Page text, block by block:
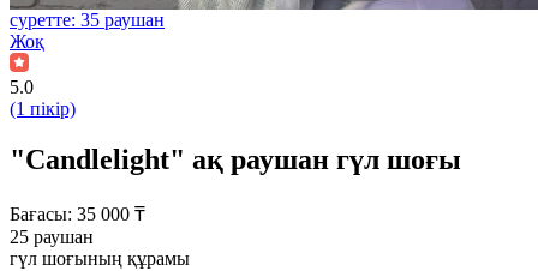
суретте: 35 раушан
Жоқ
5.0
(1 пікір)
"Candlelight" ақ раушан гүл шоғы
Бағасы: 35 000 ₸
25 раушан
гүл шоғының құрамы